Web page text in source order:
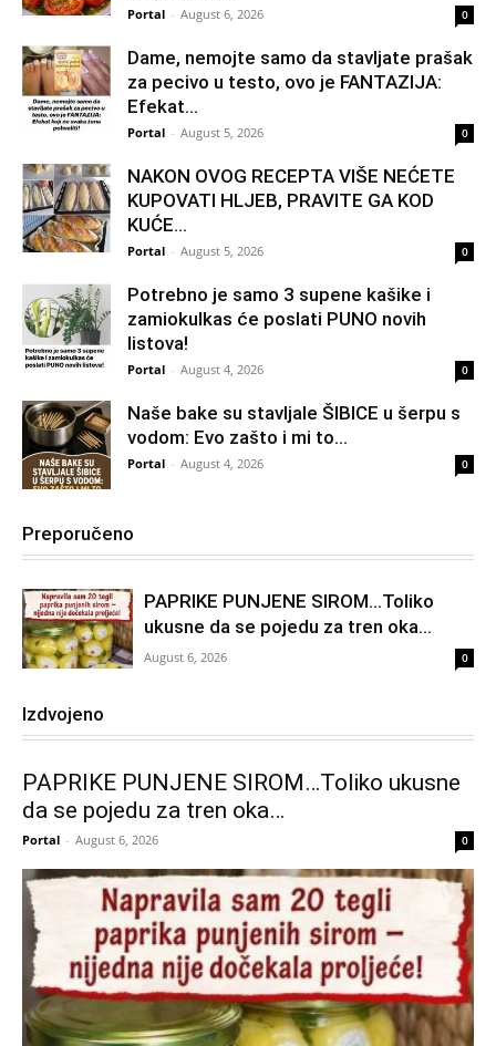
Portal - August 6, 2026 0
Dame, nemojte samo da stavljate prašak
za pecivo u testo, ovo je FANTAZIJA:
Efekat...
Portal - August 5, 2026 0
NAKON OVOG RECEPTA VIŠE NEĆETE
KUPOVATI HLJEB, PRAVITE GA KOD
KUĆE…
Portal - August 5, 2026 0
Potrebno je samo 3 supene kašike i
zamiokulkas će poslati PUNO novih
listova!
Portal - August 4, 2026 0
Naše bake su stavljale ŠIBICE u šerpu s
vodom: Evo zašto i mi to...
Portal - August 4, 2026 0
Preporučeno
PAPRIKE PUNJENE SIROM…Toliko
ukusne da se pojedu za tren oka…
August 6, 2026 0
Izdvojeno
PAPRIKE PUNJENE SIROM…Toliko ukusne
da se pojedu za tren oka…
Portal - August 6, 2026 0